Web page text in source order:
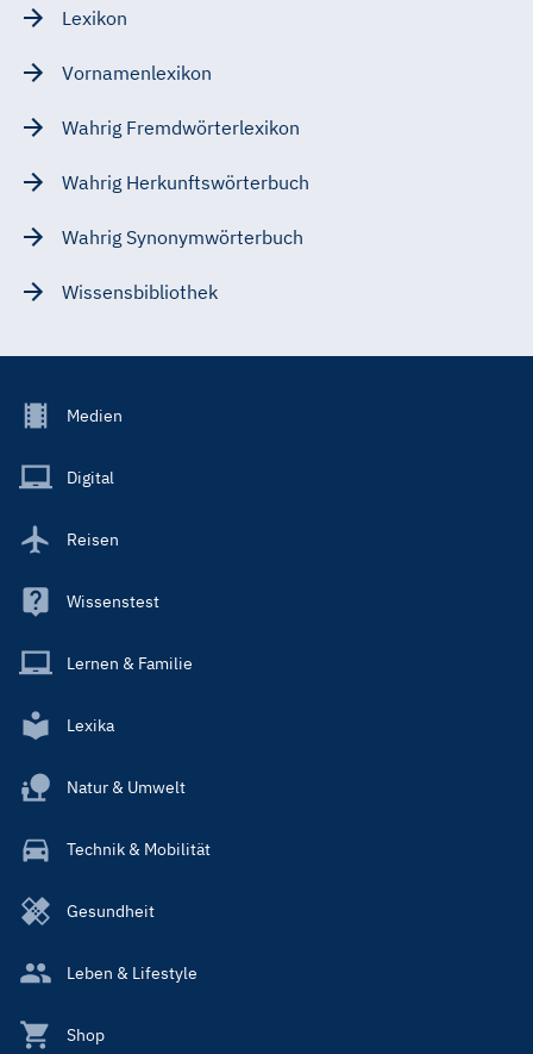
Lexikon
Vornamenlexikon
Wahrig Fremdwörterlexikon
Wahrig Herkunftswörterbuch
Wahrig Synonymwörterbuch
Wissensbibliothek
Footer
Main
Medien
Digital
Reisen
Wissenstest
Lernen & Familie
Lexika
Natur & Umwelt
Technik & Mobilität
Gesundheit
Leben & Lifestyle
Shop